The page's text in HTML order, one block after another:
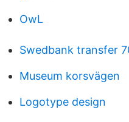
OwL
Swedbank transfer
Museum korsvägen
Logotype design